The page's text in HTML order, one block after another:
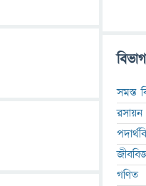
সমস্ত
রসায়ন
গণিত